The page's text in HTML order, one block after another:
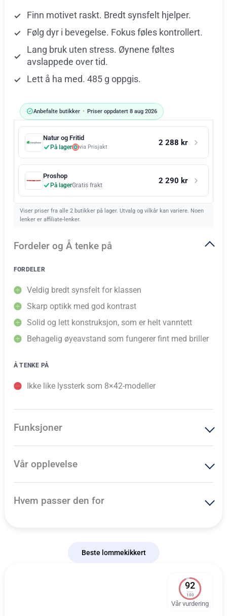
Finn motivet raskt. Bredt synsfelt hjelper.
Følg dyr i bevegelse. Fokus føles kontrollert.
Lang bruk uten stress. Øynene føltes
avslappede over tid.
Lett å ha med. 485 g oppgis.
Anbefalte butikker • Priser oppdatert 8 aug 2026
Natur og Fritid
På lager via Prisjakt 2 288 kr
Proshop
På lagerGratis frakt
2 290 kr
Viser priser fra alle 2 butikker på lager. Utvalg og vilkår kan variere. Noen
lenker er affiliate-lenker.
Fordeler og Å tenke på
FORDELER
Veldig bredt synsfelt for klassen
Skarp optikk med god kontrast
Solid og lett konstruksjon, som er helt vanntett
Behagelig øyeavstand som fungerer fint med briller
Å TENKE PÅ
Ikke like lyssterk som 8×42-modeller
Funksjoner
Vår opplevelse
Hvem passer den for
Beste lommekikkert
92
100
Vår vurdering